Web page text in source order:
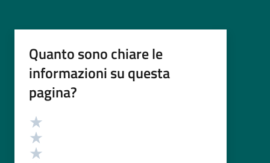
Quanto sono chiare le
informazioni su questa
pagina?
Valutazione